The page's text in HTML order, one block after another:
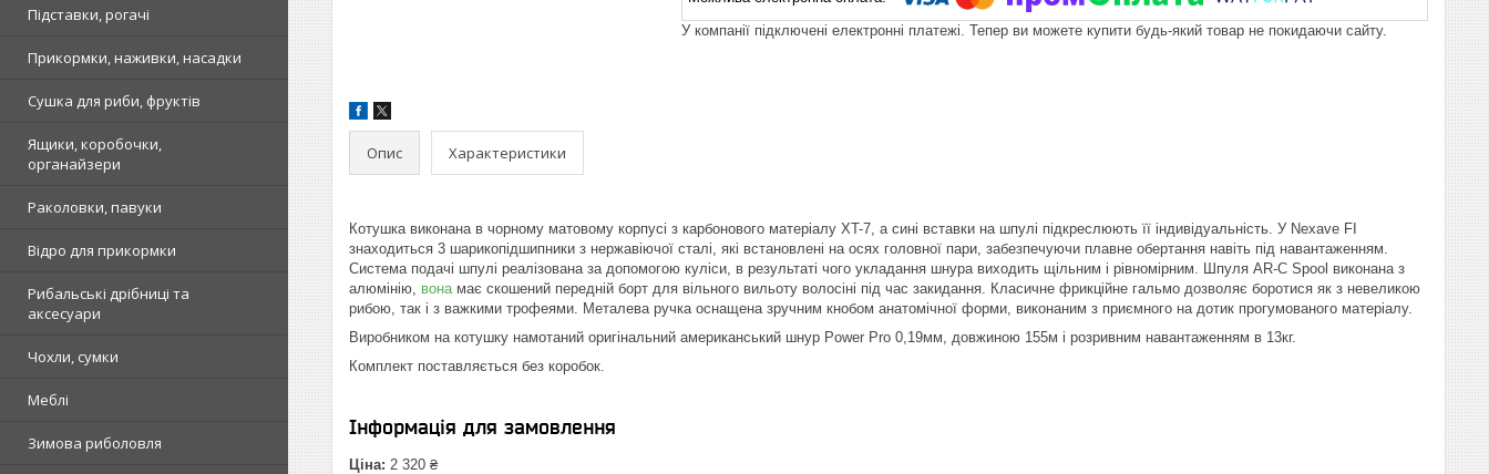
Підставки, рогачі
Прикормки, наживки, насадки
Сушка для риби, фруктів
Ящики, коробочки,
органайзери
Раколовки, павуки
Відро для прикормки
Рибальські дрібниці та
аксесуари
Чохли, сумки
Меблі
Зимова риболовля
У компанії підключені електронні платежі. Тепер ви можете купити будь-який товар не покидаючи сайту.
Опис Характеристики
Котушка виконана в чорному матовому корпусі з карбонового матеріалу XT-7, а сині вставки на шпулі підкреслюють її індивідуальність. У Nexave FI
знаходиться 3 шарикопідшипники з нержавіючої сталі, які встановлені на осях головної пари, забезпечуючи плавне обертання навіть під навантаженням.
Система подачі шпулі реалізована за допомогою куліси, в результаті чого укладання шнура виходить щільним і рівномірним. Шпуля AR-C Spool виконана з
алюмінію, вонамає скошений передній борт для вільного вильоту волосіні під час закидання. Класичне фрикційне гальмо дозволяє боротися як з невеликою
рибою, так і з важкими трофеями. Металева ручка оснащена зручним кнобом анатомічної форми, виконаним з приємного на дотик прогумованого матеріалу.
Виробником на котушку намотаний оригінальний американський шнур Power Pro 0,19мм, довжиною 155м і розривним навантаженням в 13кг.
Комплект поставляється без коробок.
Інформація для замовлення
Ціна: 2 320 ₴